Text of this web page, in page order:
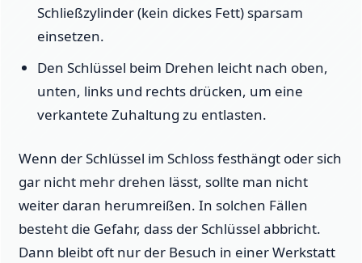
Schließzylinder (kein dickes Fett) sparsam
einsetzen.
Den Schlüssel beim Drehen leicht nach oben,
unten, links und rechts drücken, um eine
verkantete Zuhaltung zu entlasten.
Wenn der Schlüssel im Schloss festhängt oder sich
gar nicht mehr drehen lässt, sollte man nicht
weiter daran herumreißen. In solchen Fällen
besteht die Gefahr, dass der Schlüssel abbricht.
Dann bleibt oft nur der Besuch in einer Werkstatt